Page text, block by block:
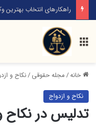
راهکارهای انتخاب بهترین
منو
خانه/مجله حقوقی/نکاح و
نکاح و ازدواج
تدلیس در نکاح